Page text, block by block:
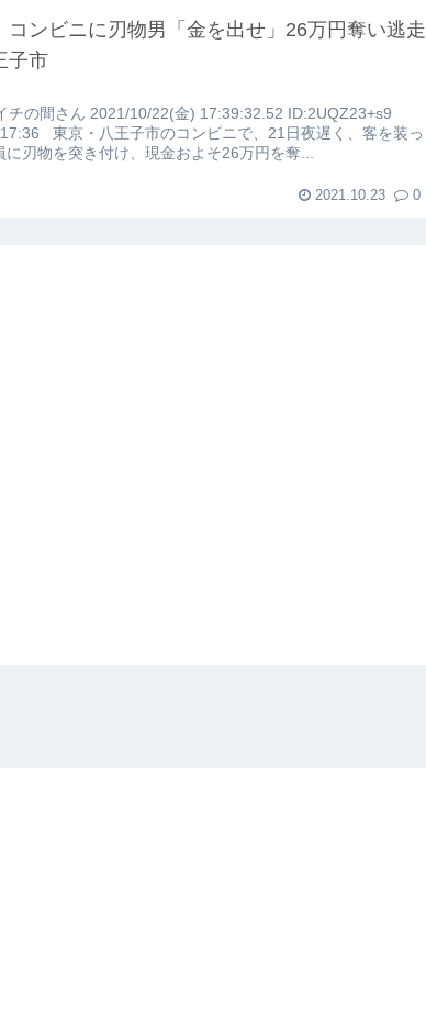
コンビニに刃物男「金を出せ」26万円奪い逃走
子市
チの間さん 2021/10/22(金) 17:39:32.52 ID:2UQZ23+s9
東京・八王子市のコンビニで、21日夜遅く、客を装っ
に刃物を突き付け、現金およそ26万円を奪...
2021.10.23 0